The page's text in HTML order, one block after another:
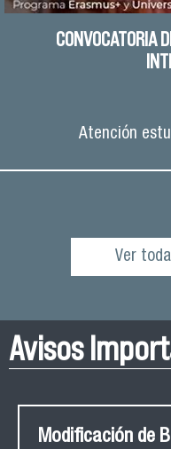
CONVOCATORIA
Atención
Ver
Avisos
Modificación de